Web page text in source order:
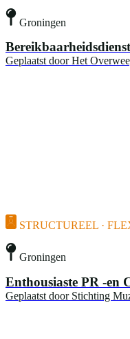
Groningen
Bereikbaarheidsdienst
Geplaatst door Het
STRUCTUREEL ·
Groningen
Enthousiaste PR -en
Geplaatst door Stichting